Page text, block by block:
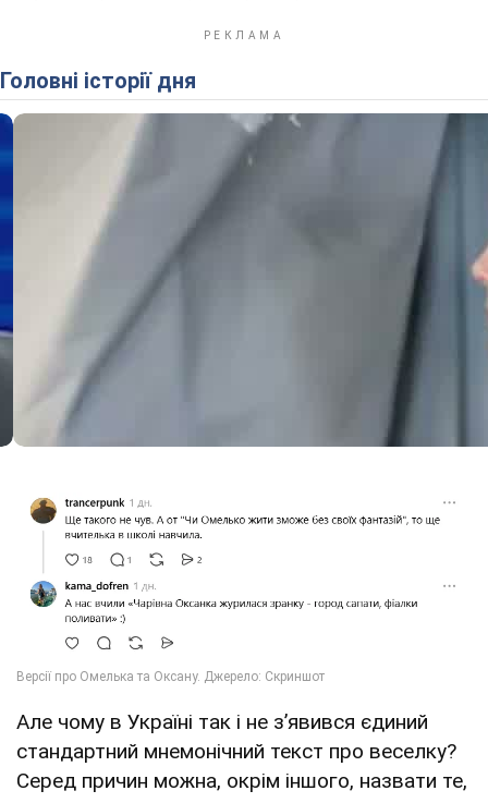
Головні історії дня
Але чому в Україні так і не з’явився єдиний
стандартний мнемонічний текст про веселку?
Серед причин можна, окрім іншого, назвати те,